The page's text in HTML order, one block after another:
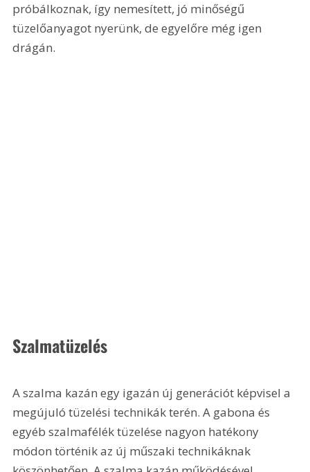
próbálkoznak, így nemesített, jó minőségű
tüzelőanyagot nyerünk, de egyelőre még igen
drágán.
Szalmatüzelés
A szalma kazán egy igazán új generációt képvisel a
megújuló tüzelési technikák terén. A gabona és
egyéb szalmafélék tüzelése nagyon hatékony
módon történik az új műszaki technikáknak